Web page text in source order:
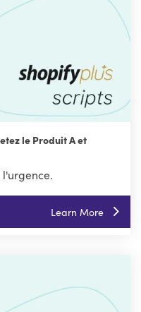
le Produit A et
Learn More